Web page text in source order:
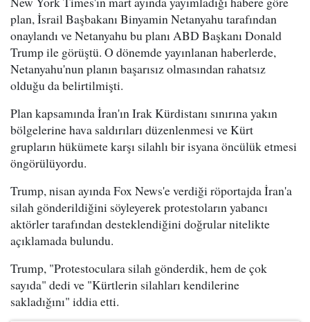
plan, İsrail Başbakanı Binyamin Netanyahu tarafından
onaylandı ve Netanyahu bu planı ABD Başkanı Donald
Trump ile görüştü. O dönemde yayınlanan haberlerde,
Netanyahu'nun planın başarısız olmasından rahatsız
olduğu da belirtilmişti.
Plan kapsamında İran'ın Irak Kürdistanı sınırına yakın
bölgelerine hava saldırıları düzenlenmesi ve Kürt
grupların hükümete karşı silahlı bir isyana öncülük etmesi
öngörülüyordu.
Trump, nisan ayında Fox News'e verdiği röportajda İran'a
silah gönderildiğini söyleyerek protestoların yabancı
aktörler tarafından desteklendiğini doğrular nitelikte
açıklamada bulundu.
Trump, "Protestoculara silah gönderdik, hem de çok
sayıda" dedi ve "Kürtlerin silahları kendilerine
sakladığını" iddia etti.